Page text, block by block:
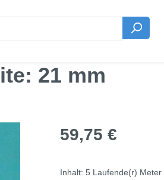
21 mm
Regulärer Preis:
59,75 €
Inhalt: 5 Laufende(r) Meter